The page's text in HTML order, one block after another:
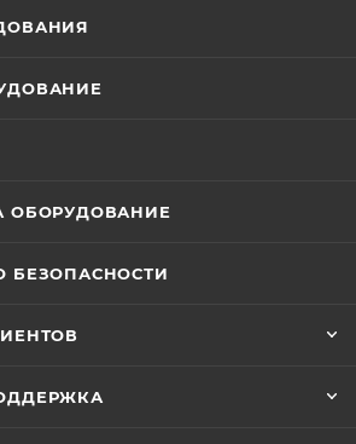
из высококачественной
ОБОРУДОВАНИЕ
БЕЗОПАСНОСТИ